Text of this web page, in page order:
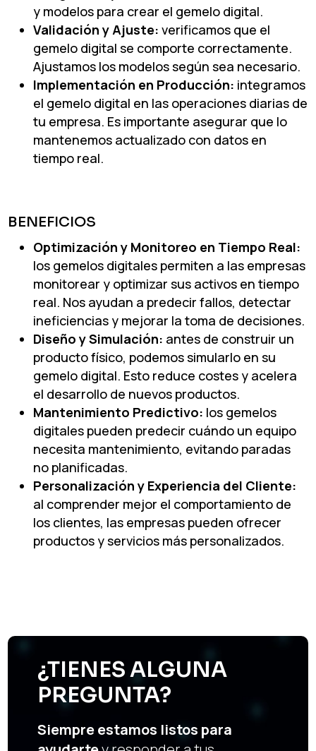
y modelos para crear el gemelo digital.
Validación y Ajuste: verificamos que el
gemelo digital se comporte correctamente.
Ajustamos los modelos según sea necesario.
Implementación en Producción: integramos
el gemelo digital en las operaciones diarias de
tu empresa. Es importante asegurar que lo
mantenemos actualizado con datos en
tiempo real.
BENEFICIOS
Optimización y Monitoreo en Tiempo Real:
los gemelos digitales permiten a las empresas
monitorear y optimizar sus activos en tiempo
real. Nos ayudan a predecir fallos, detectar
ineficiencias y mejorar la toma de decisiones.
Diseño y Simulación: antes de construir un
producto físico, podemos simularlo en su
gemelo digital. Esto reduce costes y acelera
el desarrollo de nuevos productos.
Mantenimiento Predictivo: los gemelos
digitales pueden predecir cuándo un equipo
necesita mantenimiento, evitando paradas
no planificadas.
Personalización y Experiencia del Cliente:
al comprender mejor el comportamiento de
los clientes, las empresas pueden ofrecer
productos y servicios más personalizados.
¿TIENES ALGUNA
PREGUNTA?
Siempre estamos listos para